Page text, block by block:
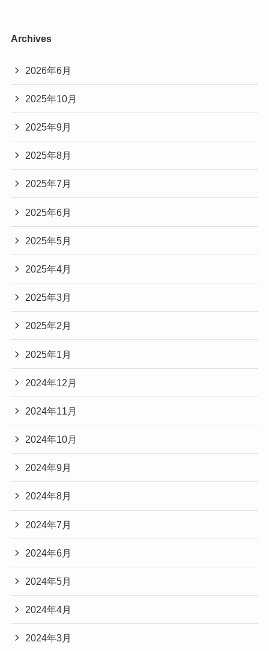
Archives
2026年6月
2025年10月
2025年9月
2025年8月
2025年7月
2025年6月
2025年5月
2025年4月
2025年3月
2025年2月
2025年1月
2024年12月
2024年11月
2024年10月
2024年9月
2024年8月
2024年7月
2024年6月
2024年5月
2024年4月
2024年3月